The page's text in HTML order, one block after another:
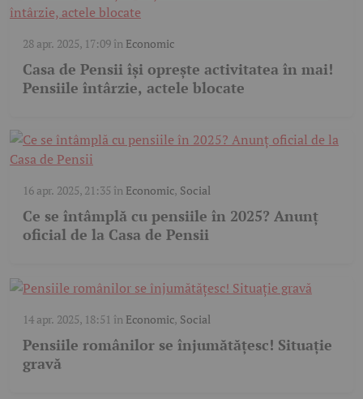
28 apr. 2025, 17:09în Economic
Casa de Pensii își oprește activitatea în mai!
Pensiile întârzie, actele blocate
16 apr. 2025, 21:35 în Economic, Social
Ce se întâmplă cu pensiile în 2025? Anunț
oficial de la Casa de Pensii
14 apr. 2025, 18:51 în Economic, Social
Pensiile românilor se înjumătățesc! Situație
gravă